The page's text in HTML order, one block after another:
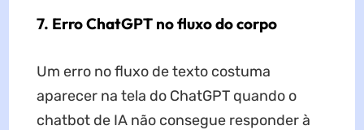
7. Erro ChatGPT no fluxo do corpo
Um erro no fluxo de texto costuma
aparecer na tela do ChatGPT quando o
chatbot de IA não consegue responder à